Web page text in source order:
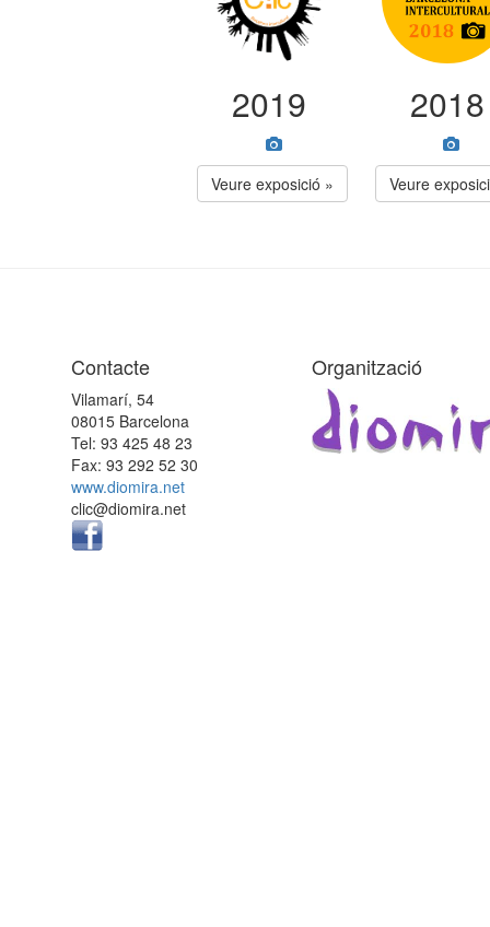
2019
Veure exposició »
2018
Veure
Contacte
Vilamarí, 54
08015 Barcelona
Tel: 93 425 48 23
Fax: 93 292 52 30
www.diomira.net
clic@diomira.net
Organització